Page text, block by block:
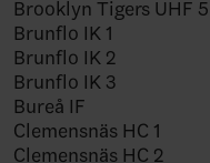
Brooklyn Tigers UHF 5
Brunflo IK 1
Brunflo IK 2
Brunflo IK 3
Bureå IF
Clemensnäs HC 1
Clemensnäs HC 2